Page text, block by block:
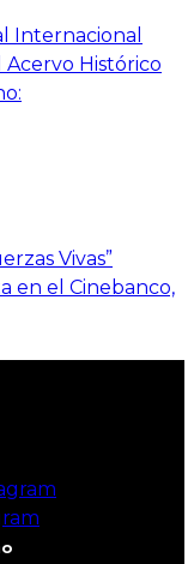
Internacional
Histórico
Vivas”
en el Cinebanco,